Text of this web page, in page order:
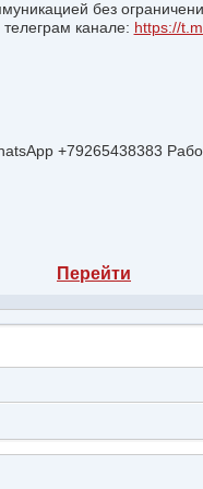
без
канале: https://
+79265438383
Перейти